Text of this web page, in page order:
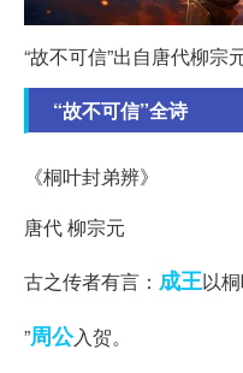
“故不可信”出自唐代柳宗
“故不可信”全诗
《桐叶封弟辨》
唐代 柳宗元
古之传者有言： 成王以
”周公入贺。